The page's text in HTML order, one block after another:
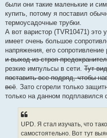
были они такие маленькие и
купить, потому я поставил
термоусадочные трубки.
А вот варистор (TVR10471) это
имеет очень большое
напряжения, его сопротивление
и выход из строя
резкие импульсы в сети. Тут
поставить все подряд, чтобы
всё. Зато сгорели только
только на данном подплавился
UPD. Я стал изучать, что
самостоятельно. Вот тут